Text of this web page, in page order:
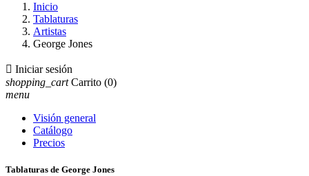
Inicio
Tablaturas
Artistas
George Jones
 Iniciar sesión
shopping_cart Carrito (0)
menu
Visión general
Catálogo
Precios
Tablaturas de George Jones